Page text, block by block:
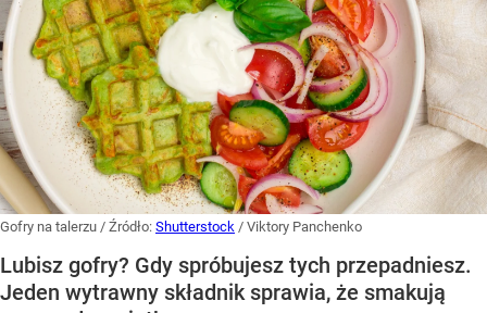
Gofry na talerzu / Źródło: Shutterstock / Viktory Panchenko
Lubisz gofry? Gdy spróbujesz tych przepadniesz.
Jeden wytrawny składnik sprawia, że smakują